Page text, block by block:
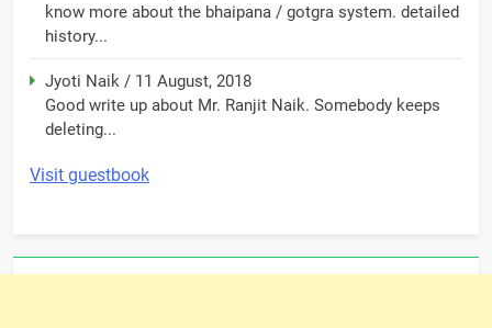
know more about the bhaipana / gotgra system. detailed
history...
Jyoti Naik / 11 August, 2018
Good write up about Mr. Ranjit Naik. Somebody keeps
deleting...
Visit guestbook